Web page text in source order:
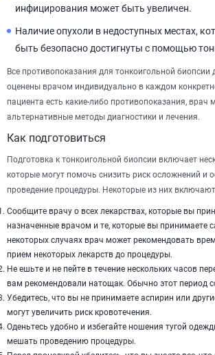
инфицирования может быть увеличен.
Наличие опухоли в недоступных местах,
быть безопасно достигнуты с помощью
Все противопоказания для тонкоигольной
оценены врачом индивидуально в каждом
пациента есть какие-либо противопоказания, врач
альтернативные методы диагностики и лечения.
Как подготовиться
Подготовка к тонкоигольной биопсии включает
которые могут помочь снизить риск осложнений и
проведение процедуры. Некоторые из них
Сообщите врачу о всех лекарствах, которые вы
назначенные врачом и те, которые вы принимаете
некоторых случаях врач может рекомендовать
прием некоторых лекарств до процедуры.
Не ешьте и не пейте в течение нескольких часов
вам рекомендовали натощак. Обычно этот период
Убедитесь, что вы не принимаете аспирин или
могут увеличить риск кровотечения.
Оденьтесь удобно и избегайте ношения тугой
мешать проведению процедуры.